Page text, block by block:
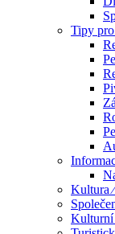
Tipy
Kultura
Kulturní